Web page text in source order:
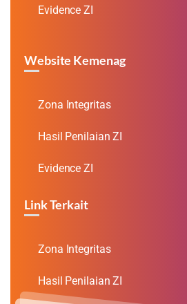
Evidence ZI
Website Kemenag
Zona Integritas
Hasil Penilaian ZI
Evidence ZI
Link Terkait
Zona Integritas
Hasil Penilaian ZI